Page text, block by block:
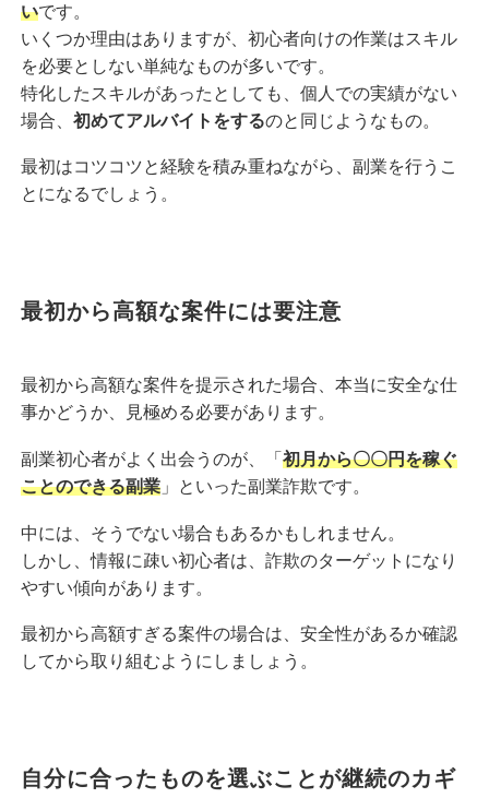
いです。
いくつか理由はありますが、初心者向けの作業はスキル
を必要としない単純なものが多いです。
特化したスキルがあったとしても、個人での実績がない
場合、 初めてアルバイトをするのと同じようなもの。
最初はコツコツと経験を積み重ねながら、副業を行うこ
とになるでしょう。
最初から高額な案件には要注意
最初から高額な案件を提示された場合、本当に安全な仕
事かどうか、見極める必要があります。
副業初心者がよく出会うのが、「 初月から〇〇円を稼ぐ
ことのできる副業 」といった副業詐欺です。
中には、そうでない場合もあるかもしれません。
しかし、情報に疎い初心者は、詐欺のターゲットになり
やすい傾向があります。
最初から高額すぎる案件の場合は、安全性があるか確認
してから取り組むようにしましょう。
自分に合ったものを選ぶことが継続のカギ